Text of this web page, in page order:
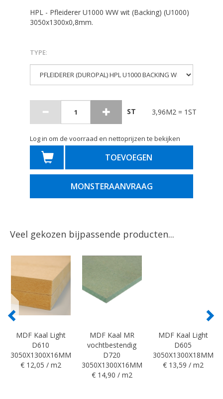
HPL - Pfleiderer U1000 WW wit (Backing) (U1000)
3050x1300x0,8mm.
TYPE:
ST 3,96M2 = 1ST
Log in om de voorraad en nettoprijzen te bekijken
TOEVOEGEN
MONSTERAANVRAAG
Veel gekozen bijpassende producten...
MDF Kaal Light
D610
3050X1300X16MM
€ 12,05 / m2
MDF Kaal MR
vochtbestendig
D720
3050X1300X16MM
€ 14,90 / m2
MDF Kaal Light
D605
3050X1300X18MM
€ 13,59 / m2